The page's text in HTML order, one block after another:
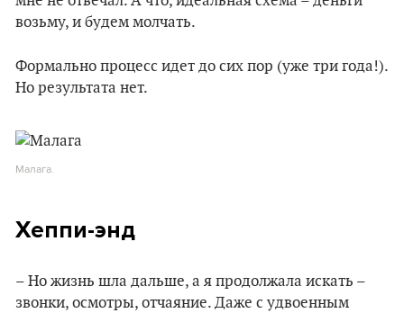
возьму, и будем молчать.
Формально процесс идет до сих пор (уже три года!).
Но результата нет.
Малага.
Хеппи-энд
– Но жизнь шла дальше, а я продолжала искать –
звонки, осмотры, отчаяние. Даже с удвоенным